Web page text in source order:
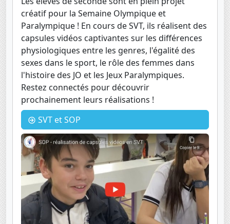
créatif pour la Semaine Olympique et
Paralympique ! En cours de SVT, ils réalisent des
capsules vidéos captivantes sur les différences
physiologiques entre les genres, l'égalité des
sexes dans le sport, le rôle des femmes dans
l'histoire des JO et les Jeux Paralympiques.
Restez connectés pour découvrir
prochainement leurs réalisations !
SVT et SOP